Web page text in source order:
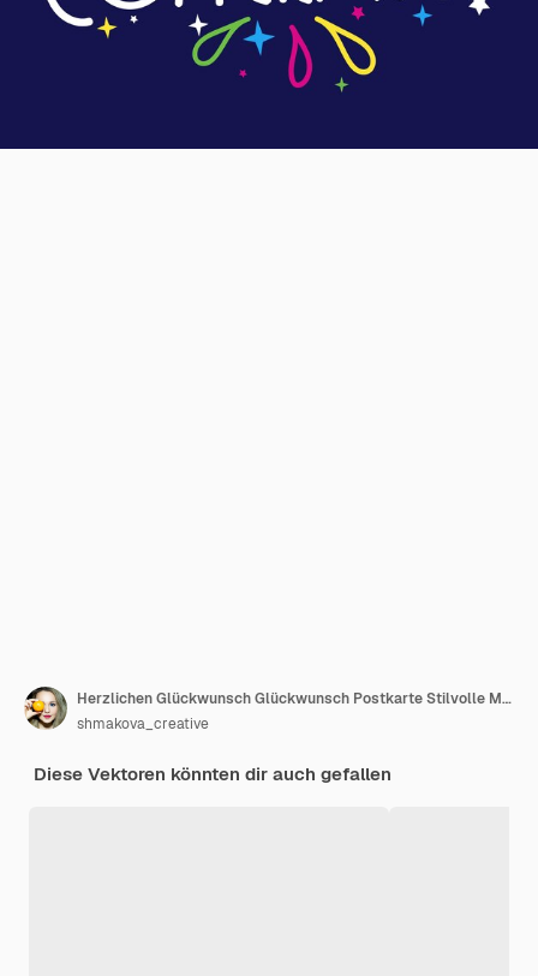
Herzlichen Glückwunsch Glückwunsch Postkarte Stilvolle Mode-Postkarte festliches Banner Vektor-Illustration
shmakova_creative
Diese Vektoren könnten dir auch gefallen